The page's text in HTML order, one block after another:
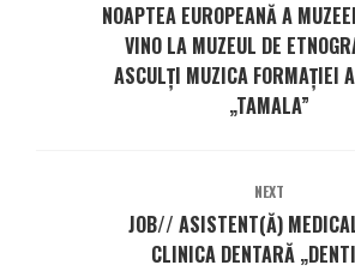
NOAPTEA EUROPEANĂ A
VINO LA MUZEUL DE
ASCULȚI MUZICA FORMAȚIEI
„TAMALA”
NEXT
JOB// ASISTENT(Ă)
CLINICA DENTARĂ